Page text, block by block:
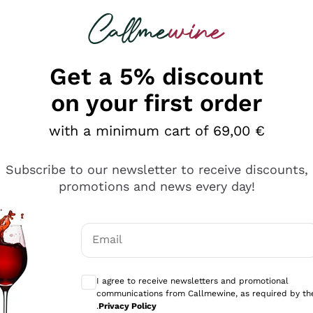
looking for
è male ma secondo me ci sono alternative che
Get a 5% discount
on your first order
with a minimum cart of 69,00 €
Subscribe to our newsletter to receive discounts,
promotions and news every day!
Email
I agree to receive newsletters and promotional
communications from Callmewine, as required by
.Privacy Policy